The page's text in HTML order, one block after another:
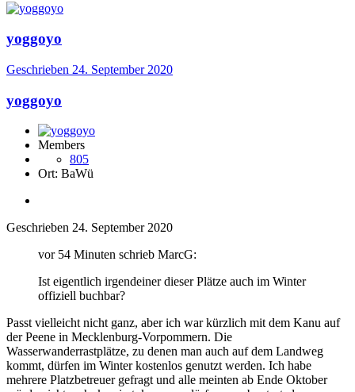
yoggoyo
Geschrieben 24. September 2020
yoggoyo
Members
805
Ort: BaWü
Geschrieben 24. September 2020
vor 54 Minuten schrieb MarcG:
Ist eigentlich irgendeiner dieser Plätze auch im Winter
offiziell buchbar?
Passt vielleicht nicht ganz, aber ich war kürzlich mit dem Kanu auf
der Peene in Mecklenburg-Vorpommern. Die
Wasserwanderrastplätze, zu denen man auch auf dem Landweg
kommt, dürfen im Winter kostenlos genutzt werden. Ich habe
mehrere Platzbetreuer gefragt und alle meinten ab Ende Oktober